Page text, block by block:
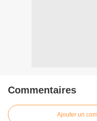
Commentaires
Ajouter un